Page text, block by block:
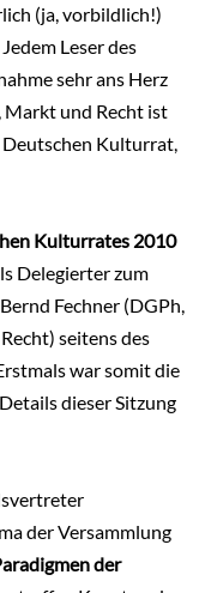
(ja, vorbildlich!)
. Jedem Leser des
sehr ans Herz
und Recht ist
Kulturrat,
Kulturrates 2010
Delegierter zum
Fechner (DGPh,
seitens des
war somit die
dieser Sitzung
der Versammlung
der